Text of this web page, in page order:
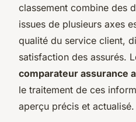
classement combine des
issues de plusieurs axes
qualité du service client,
satisfaction des assurés.
comparateur assurance
le traitement de ces
aperçu précis et actualisé.